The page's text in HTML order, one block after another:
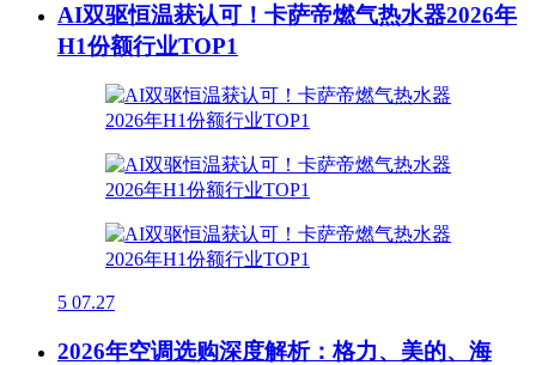
AI双驱恒温获认可！卡萨帝燃气热水器2026年
H1份额行业TOP1
5 07.27
2026年空调选购深度解析：格力、美的、海